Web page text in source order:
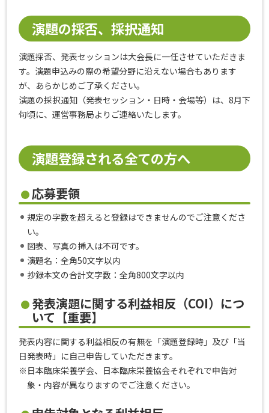
演題の採否、採択通知
演題採否、発表セッションは大会長に一任させていただきま
す。演題申込みの際の希望分野に沿えない場合もあります
が、あらかじめご了承ください。
演題の採択通知（発表セッション・日時・会場等）は、8月下
旬頃に、運営事務局よりご連絡いたします。
演題登録される全ての方へ
応募要領
規定の字数を超えると登録はできませんのでご注意くださ
い。
図表、写真の挿入は不可です。
演題名：全角50文字以内
抄録本文の合計文字数：全角800文字以内
発表演題に関する利益相反（COI）につ
いて【重要】
発表内容に関する利益相反の有無を「演題登録時」及び「当
日発表時」に自己申告していただきます。
※日本臨床栄養学会、日本臨床栄養協会それぞれで申告対
象・内容が異なりますのでご注意ください。